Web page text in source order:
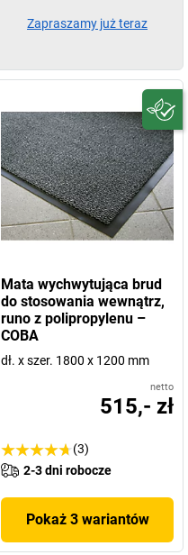
Mata wychwytująca brud
do stosowania wewnątrz,
runo z polipropylenu –
COBA
dł. x szer. 1800 x 1200 mm
netto
515,- zł
(3)
2-3 dni robocze
Pokaż 3 wariantów
Zapraszamy już teraz